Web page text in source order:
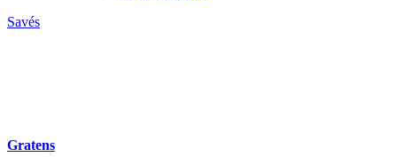
Savés
Gratens